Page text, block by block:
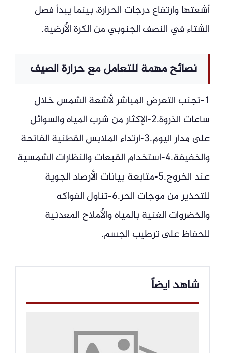
أشعتها وارتفاع درجات الحرارة، بينما يبدأ فصل
الشتاء في النصف الجنوبي من الكرة الأرضية.
نصائح مهمة للتعامل مع حرارة الصيف
1-تجنب التعرض المباشر لأشعة الشمس خلال
ساعات الذروة.2-الإكثار من شرب المياه والسوائل
على مدار اليوم.3-ارتداء الملابس القطنية الفاتحة
والخفيفة.4-استخدام القبعات والنظارات الشمسية
عند الخروج.5-متابعة بيانات الأرصاد الجوية
للتحذير من موجات الحر.6-تناول الفواكه
والخضروات الغنية بالمياه والأملاح المعدنية
للحفاظ على ترطيب الجسم.
شاهد ايضاً